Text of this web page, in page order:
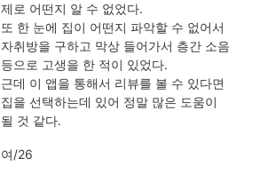
제로 어떤지 알 수 없었다.
또 한 눈에 집이 어떤지 파악할 수 없어서
자취방을 구하고 막상 들어가서 층간 소음
등으로 고생을 한 적이 있었다.
근데 이 앱을 통해서 리뷰를 볼 수 있다면
집을 선택하는데 있어 정말 많은 도움이
될 것 같다.
여/26